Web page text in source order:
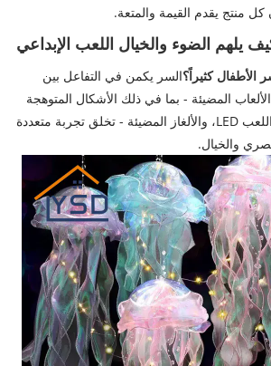
منتج يقدم القيمة والمتعة.
يلهم الضوء والخيال اللعب الإبداعي
الأطفال كثيراً؟السر يكمن في التفاعل بين
المضيئة - بما في ذلك الأشكال المتوهجة
في الظلام، ومجموعات اللعب LED، والألغاز المضيئة - تخلق تجربة متعددة
والخيال.